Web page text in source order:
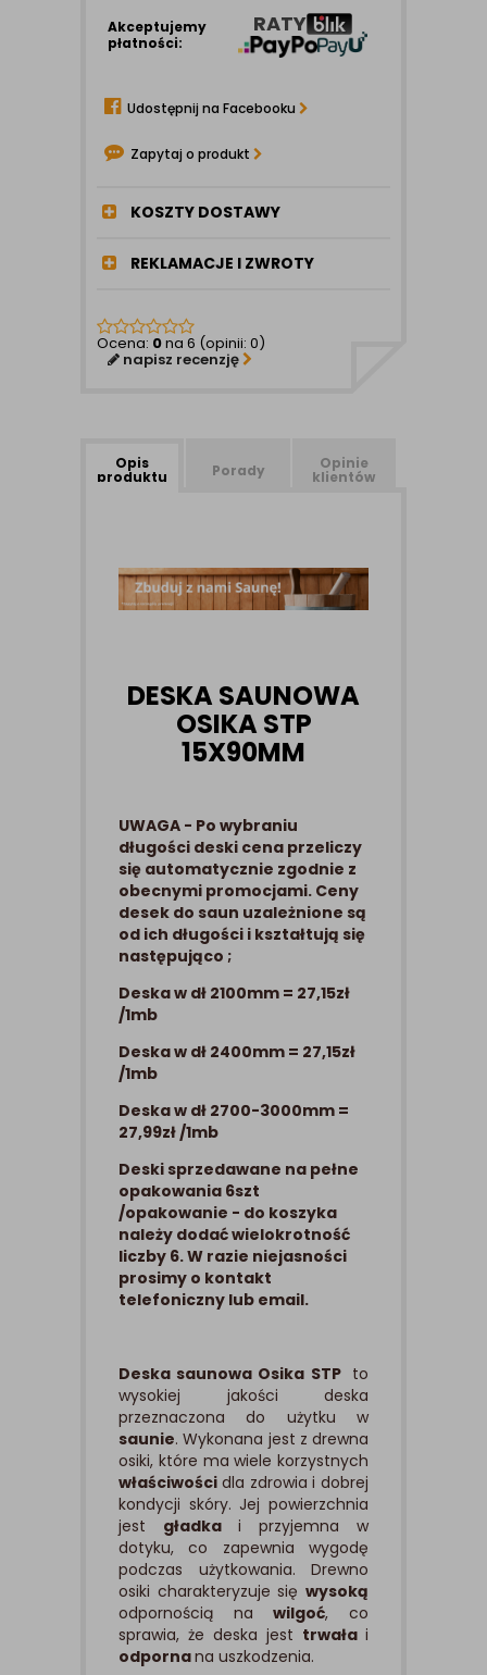
Akceptujemy
płatności:
RATY
Udostępnij na Facebooku
Zapytaj o produkt
KOSZTY DOSTAWY
REKLAMACJE I ZWROTY
Ocena: 0na 6 (opinii: 0)
napisz recenzję
Opis
produktu Porady Opinie
klientów
DESKA SAUNOWA
OSIKA STP
15X90MM
UWAGA - Po wybraniu
długości deski cena przeliczy
się automatycznie zgodnie z
obecnymi promocjami. Ceny
desek do saun uzależnione są
od ich długości i kształtują się
następująco ;
Deska w dł 2100mm = 27,15zł
/1mb
Deska w dł 2400mm = 27,15zł
/1mb
Deska w dł 2700-3000mm =
27,99zł /1mb
Deski sprzedawane na pełne
opakowania 6szt
/opakowanie - do koszyka
należy dodać wielokrotność
liczby 6. W razie niejasności
prosimy o kontakt
telefoniczny lub email.
Deska saunowa Osika STP to
wysokiej jakości deska
przeznaczona do użytku w
saunie. Wykonana jest z drewna
osiki, które ma wiele korzystnych
właściwości dla zdrowia i dobrej
kondycji skóry. Jej powierzchnia
jest gładka i przyjemna w
dotyku, co zapewnia wygodę
podczas użytkowania. Drewno
osiki charakteryzuje się wysoką
odpornością nawilgoć, co
sprawia, że deska jest trwała i
odpornana uszkodzenia.